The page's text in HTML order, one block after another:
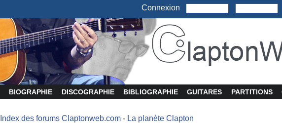
Connexion
BIOGRAPHIE DISCOGRAPHIE BIBLIOGRAPHIE GUITARES PARTITIONS
Index des forums Claptonweb.com - La planète Clapton